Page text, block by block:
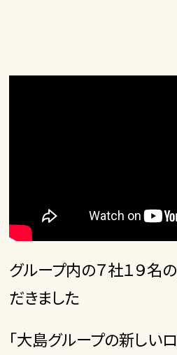
グループ内の７社１９名
だきました
「大島グループの新しい